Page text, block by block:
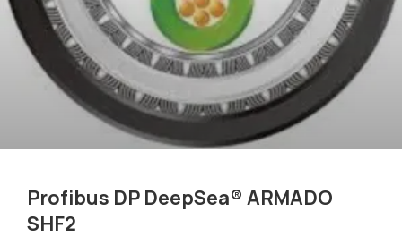
Profibus DP DeepSea® ARMADO
SHF2